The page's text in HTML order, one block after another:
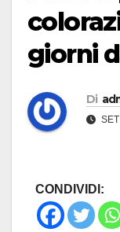
giorni
Di
CONDIVIDI: